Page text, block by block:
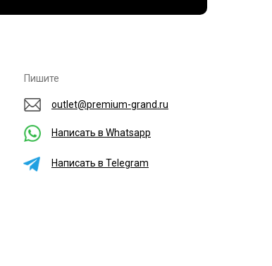
outlet@premium-grand.ru
Написать в Whatsapp
Написать в Telegram
Пишите